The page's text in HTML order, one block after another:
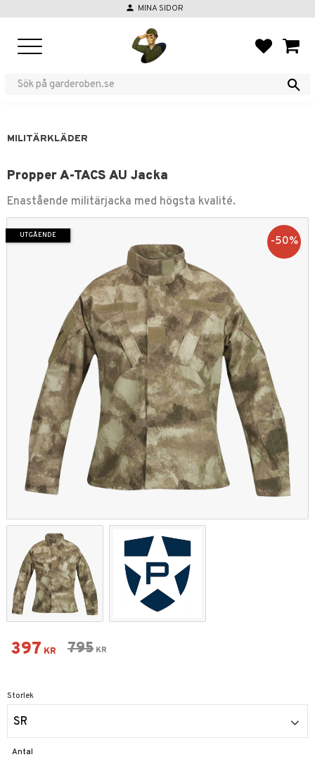
person MINA SIDOR
MILITÄRKLÄDER
Propper A-TACS AU Jacka
Enastående militärjacka med högsta kvalité.
50%
UTGÅENDE
Nedsatt pris:
397 KR Ordinarie pris:
795 KR
Storlek
SR
Antal